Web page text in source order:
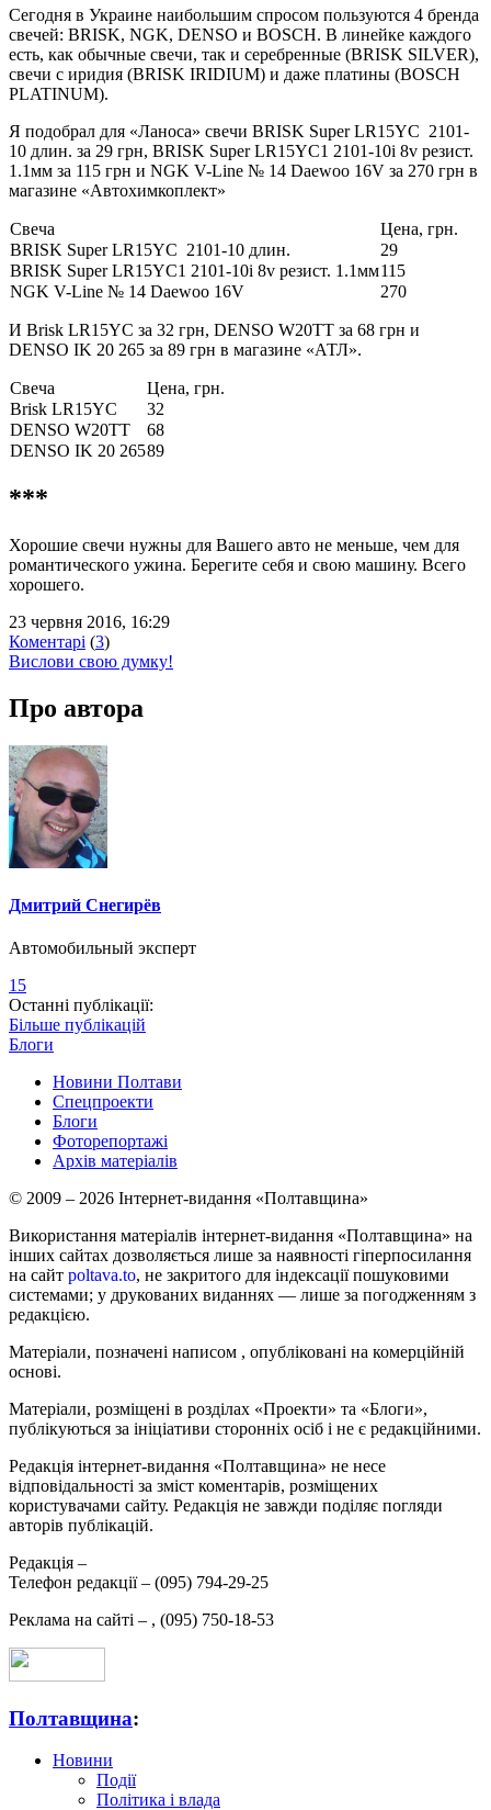
Сегодня в Украине наибольшим спросом пользуются 4 бренда
свечей: BRISK, NGK, DENSO и BOSCH. В линейке каждого
есть, как обычные свечи, так и серебренные (BRISK SILVER),
свечи с иридия (BRISK IRIDIUM) и даже платины (BOSCH
PLATINUM).
Я подобрал для «Ланоса» свечи BRISK Super LR15YC 2101-
10 длин. за 29 грн, BRISK Super LR15YC1 2101-10i 8v резист.
1.1мм за 115 грн и NGK V-Line № 14 Daewoo 16V за 270 грн в
магазине «Автохимкоплект»
Свеча
Цена, грн.
BRISK Super LR15YC 2101-10 длин.
29
BRISK Super LR15YC1 2101-10i 8v резист. 1.1мм115
NGK V-Line № 14 Daewoo 16V
270
И Brisk LR15YC за 32 грн, DENSO W20TT за 68 грн и
DENSO IK 20 265 за 89 грн в магазине «АТЛ».
Свеча
Цена, грн.
Brisk LR15YC
32
DENSO W20TT
68
DENSO IK 20 26589
***
Хорошие свечи нужны для Вашего авто не меньше, чем для
романтического ужина. Берегите себя и свою машину. Всего
хорошего.
23 червня 2016, 16:29
Коментарі (3)
Вислови свою думку!
Про автора
Дмитрий Снегирёв
Автомобильный эксперт
15
Останні публікації:
Більше публікацій
Блоги
Новини Полтави
Спецпроекти
Блоги
Фоторепортажі
Архів матеріалів
© 2009 – 2026 Інтернет-видання «Полтавщина»
Використання матеріалів інтернет-видання «Полтавщина» на
інших сайтах дозволяється лише за наявності гіперпосилання
на сайт poltava.to, не закритого для індексації пошуковими
системами; у друкованих виданнях — лише за погодженням з
редакцією.
Матеріали, позначені написом , опубліковані на комерційній
основі.
Матеріали, розміщені в розділах «Проекти» та «Блоги»,
публікуються за ініціативи сторонніх осіб і не є редакційними.
Редакція інтернет-видання «Полтавщина» не несе
відповідальності за зміст коментарів, розміщених
користувачами сайту. Редакція не завжди поділяє погляди
авторів публікацій.
Редакція –
Телефон редакції – (095) 794-29-25
Реклама на сайті – , (095) 750-18-53
Полтавщина:
Новини
Події
Політика і влада